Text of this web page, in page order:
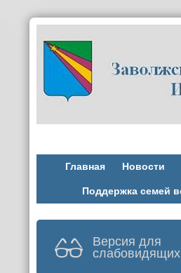
Главная Новости
Поддержка семей
Версия для
слабовидящих